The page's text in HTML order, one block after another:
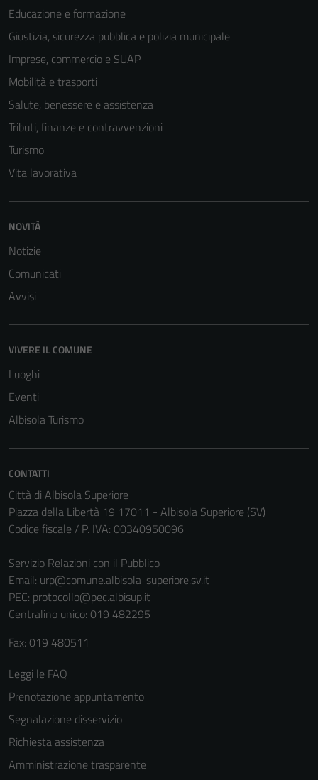
Educazione e formazione
Giustizia, sicurezza pubblica e polizia municipale
Imprese, commercio e SUAP
Mobilità e trasporti
Salute, benessere e assistenza
Tributi, finanze e contravvenzioni
Turismo
Vita lavorativa
NOVITÀ
Notizie
Comunicati
Avvisi
VIVERE IL COMUNE
Luoghi
Eventi
Albisola Turismo
CONTATTI
Città di Albisola Superiore
Piazza della Libertà 19 17011 - Albisola Superiore (SV)
Codice fiscale / P. IVA: 00340950096
Servizio Relazioni con il Pubblico
Email: urp@comune.albisola-superiore.sv.it
PEC: protocollo@pec.albisup.it
Centralino unico: 019 482295
Fax: 019 480511
Leggi le FAQ
Prenotazione appuntamento
Segnalazione disservizio
Richiesta assistenza
Amministrazione trasparente